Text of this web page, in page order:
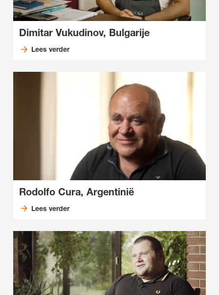
Dimitar Vukudinov, Bulgarije
Lees verder
Rodolfo Cura, Argentinië
Lees verder